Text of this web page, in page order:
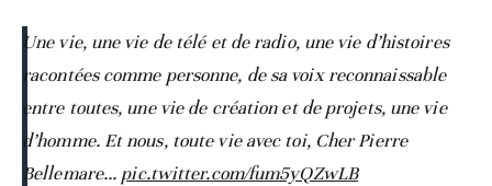
Une vie, une vie de télé et de radio, une vie d’histoires
racontées comme personne, de sa voix reconnaissable
entre toutes, une vie de création et de projets, une vie
d’homme. Et nous, toute vie avec toi, Cher Pierre
Bellemare... pic.twitter.com/fum5yQZwLB